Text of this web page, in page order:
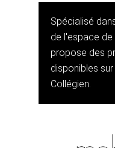
Spécialisé
de l'espace de
propose des
disponibles
Collégien.